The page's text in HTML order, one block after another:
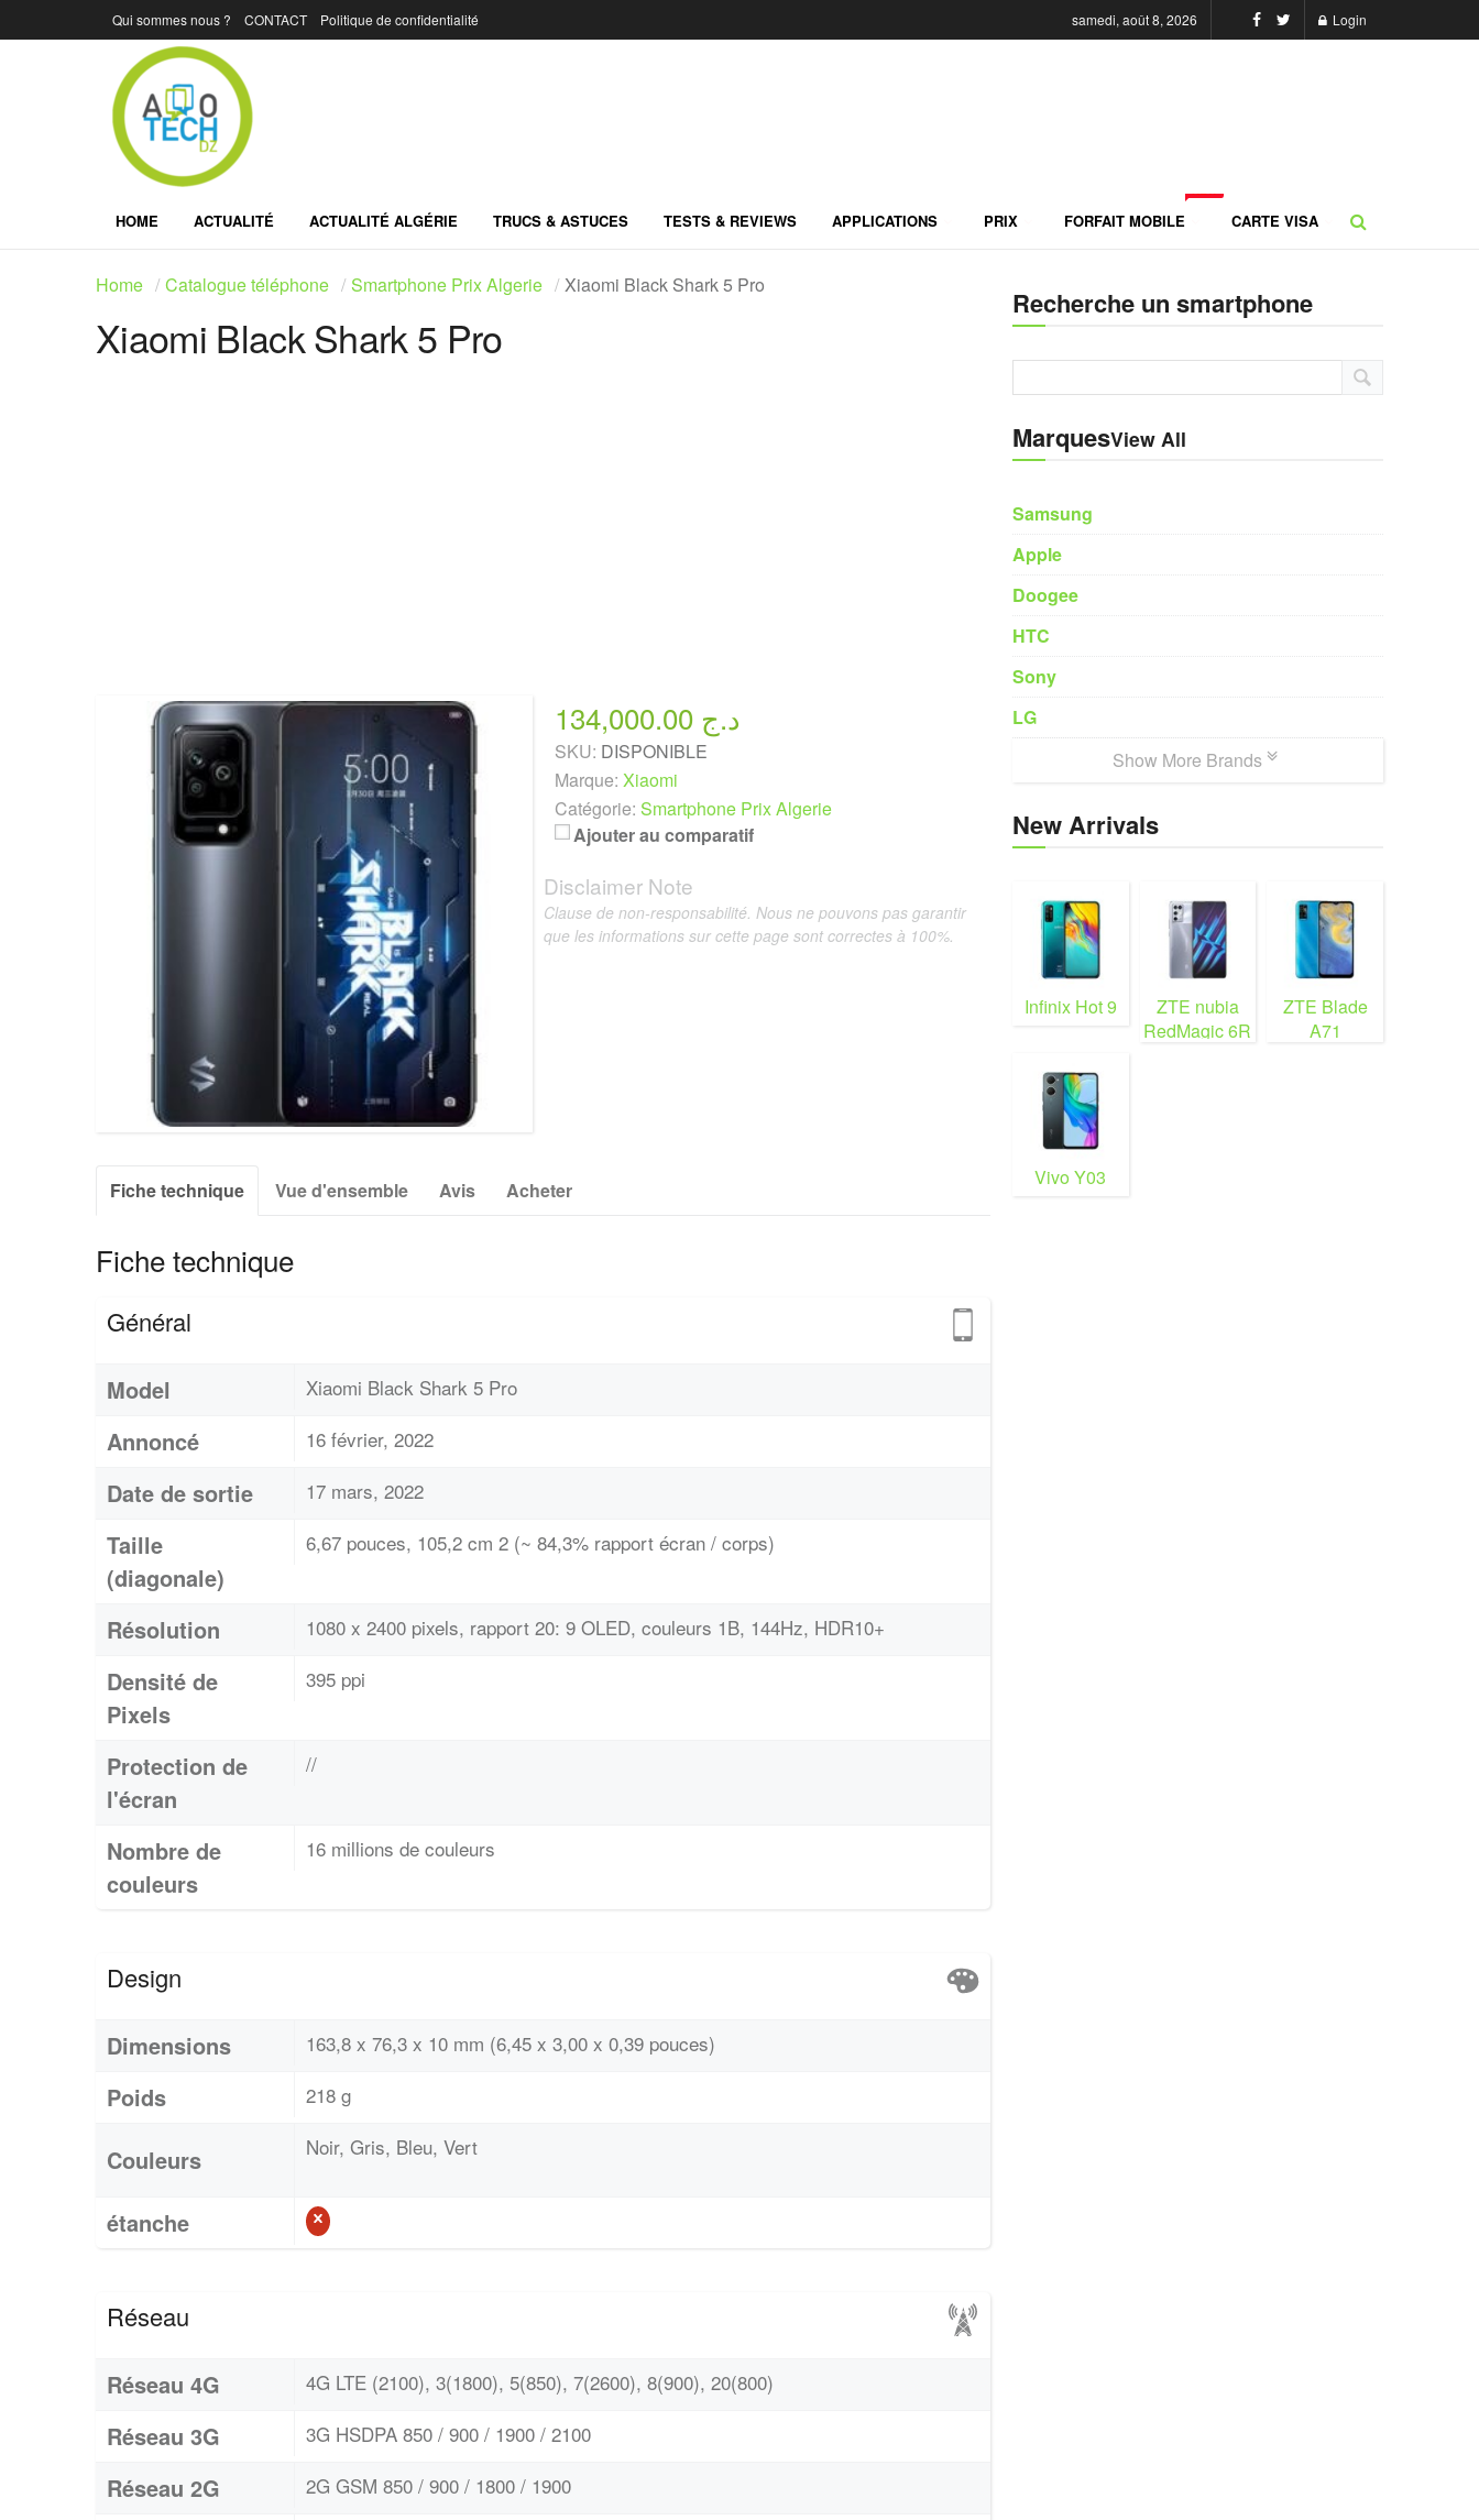
Qui sommes nous ? CONTACT Politique de confidentialité samedi, août 8, 2026 Login
HOME ACTUALITÉ ACTUALITÉ ALGÉRIE TRUCS & ASTUCES TESTS & REVIEWS APPLICATIONS PRIX FORFAIT MOBILE CARTE VISA
Home Catalogue téléphone Smartphone Prix Algerie Xiaomi Black Shark 5 Pro
Xiaomi Black Shark 5 Pro
134,000.00 د.ج
SKU: DISPONIBLE
Marque: Xiaomi
Catégorie: Smartphone Prix Algerie
Ajouter au comparatif
Fiche technique Vue d'ensemble Avis Acheter
Fiche technique
Général
Model Xiaomi Black Shark 5 Pro
Annoncé 16 février, 2022
Date de sortie 17 mars, 2022
Taille
(diagonale)
6,67 pouces, 105,2 cm 2 (~ 84,3% rapport écran / corps)
Résolution 1080 x 2400 pixels, rapport 20: 9 OLED, couleurs 1B, 144Hz, HDR10+
Densité de
Pixels
395 ppi
Protection de
l'écran
//
Nombre de
couleurs
16 millions de couleurs
Design
Dimensions 163,8 x 76,3 x 10 mm (6,45 x 3,00 x 0,39 pouces)
Poids 218 g
Couleurs Noir, Gris, Bleu, Vert
étanche
Réseau
Réseau 4G 4G LTE (2100), 3(1800), 5(850), 7(2600), 8(900), 20(800)
Réseau 3G 3G HSDPA 850 / 900 / 1900 / 2100
Réseau 2G 2G GSM 850 / 900 / 1800 / 1900
Disclaimer Note
Clause de non-responsabilité. Nous ne pouvons pas garantir
que les informations sur cette page sont correctes à 100%.
Recherche un smartphone
MarquesView All
Samsung
Apple
Doogee
HTC
Sony
LG
Show More Brands
New Arrivals
Infinix Hot 9
ZTE nubia
RedMagic 6R
ZTE Blade
A71
Vivo Y03